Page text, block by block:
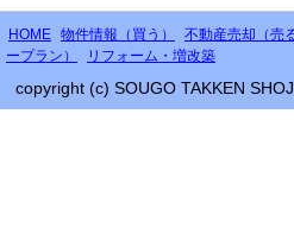
HOME 物件情報（買う） 不動産売却（売る
ープラン）
リフォーム・増改築
copyright (c) SOUGO TAKKEN